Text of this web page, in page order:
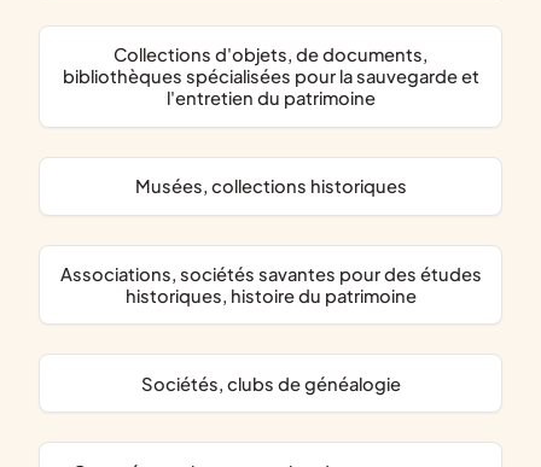
collections d'objets, de documents,
bibliothèques spécialisées pour la sauvegarde et
l'entretien du patrimoine
musées, collections historiques
associations, sociétés savantes pour des études
historiques, histoire du patrimoine
sociétés, clubs de généalogie